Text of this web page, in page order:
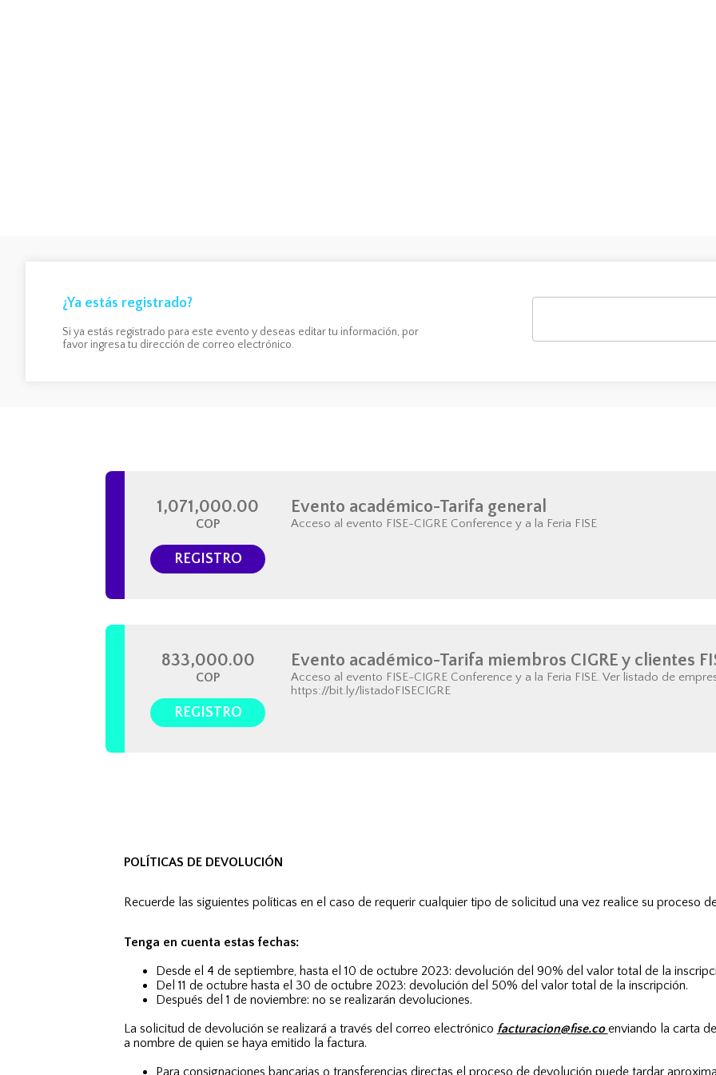
¿Ya estás registrado?
Si ya estás registrado para este evento y deseas editar tu información, por
favor ingresa tu dirección de correo electrónico.
1,071,000.00
COP
REGISTRO
Evento académico-Tarifa general
Acceso al evento FISE-CIGRE Conference y a la Feria FISE
833,000.00
COP
REGISTRO
Evento académico-Tarifa miembros CIGRE y clientes
Acceso al evento FISE-CIGRE Conference y a la Feria FISE. Ver listado de
https://bit.ly/listadoFISECIGRE
POLÍTICAS DE DEVOLUCIÓN
Recuerde las siguientes políticas en el caso de requerir cualquier tipo de solicitud una vez realice su proceso
Tenga en cuenta estas fechas:
Desde el 4 de septiembre, hasta el 10 de octubre 2023: devolución del 90% del valor total de la
Del 11 de octubre hasta el 30 de octubre 2023: devolución del 50% del valor total de la inscripción.
Después del 1 de noviembre: no se realizarán devoluciones.
La solicitud de devolución se realizará a través del correo electrónico facturacion@fise.coenviando la carta de
a nombre de quien se haya emitido la factura.
Para consignaciones bancarias o transferencias directas el proceso de devolución puede tardar